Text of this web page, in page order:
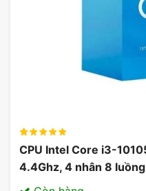
đại
Công nghệ lưu trữ hiện
dữ liệu lên đến 50% so
CPU Intel Core i3-
4.4Ghz, 4 nhân 8
03/2025